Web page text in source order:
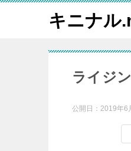
キニナル
ライジ
公開日： 2019年6